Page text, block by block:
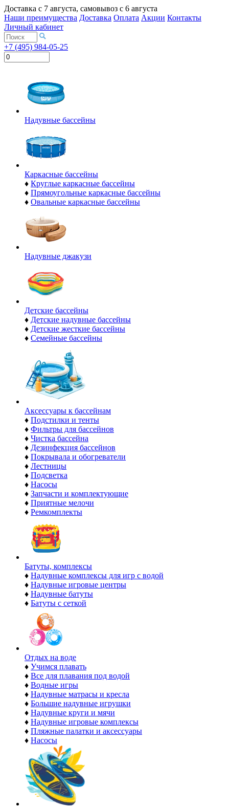
Доставка с 7 августа, самовывоз с 6 августа
Наши преимущества Доставка Оплата Акции Контакты
Личный кабинет
+7 (495) 984-05-25
Надувные бассейны
Каркасные бассейны
♦ Круглые каркасные бассейны
♦ Прямоугольные каркасные бассейны
♦ Овальные каркасные бассейны
Надувные джакузи
Детские бассейны
♦ Детские надувные бассейны
♦ Детские жесткие бассейны
♦ Семейные бассейны
Аксессуары к бассейнам
♦ Подстилки и тенты
♦ Фильтры для бассейнов
♦ Чистка бассейна
♦ Дезинфекция бассейнов
♦ Покрывала и обогреватели
♦ Лестницы
♦ Подсветка
♦ Насосы
♦ Запчасти и комплектующие
♦ Приятные мелочи
♦ Ремкомплекты
Батуты, комплексы
♦ Надувные комплексы для игр с водой
♦ Надувные игровые центры
♦ Надувные батуты
♦ Батуты с сеткой
Отдых на воде
♦ Учимся плавать
♦ Все для плавания под водой
♦ Водные игры
♦ Надувные матрасы и кресла
♦ Большие надувные игрушки
♦ Надувные круги и мячи
♦ Надувные игровые комплексы
♦ Пляжные палатки и аксессуары
♦ Насосы